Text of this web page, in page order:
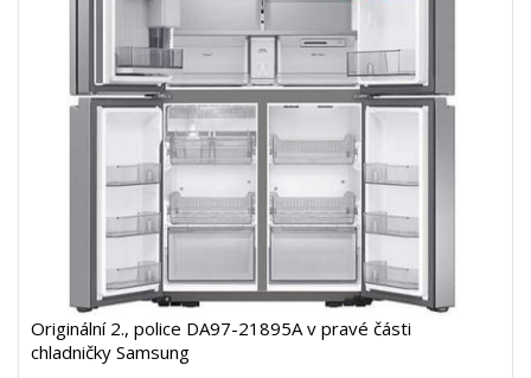
Originální 2., police DA97-21895A v pravé části
chladničky Samsung